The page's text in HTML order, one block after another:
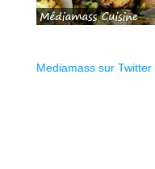
Mediamass sur Twitter